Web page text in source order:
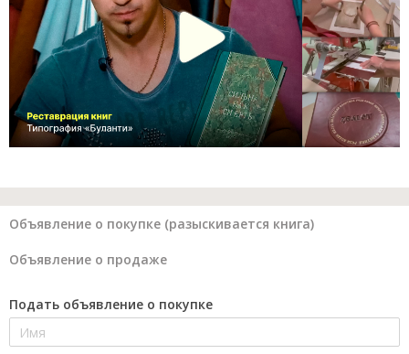
Объявление о покупке (разыскивается книга)
Объявление о продаже
Подать объявление о покупке